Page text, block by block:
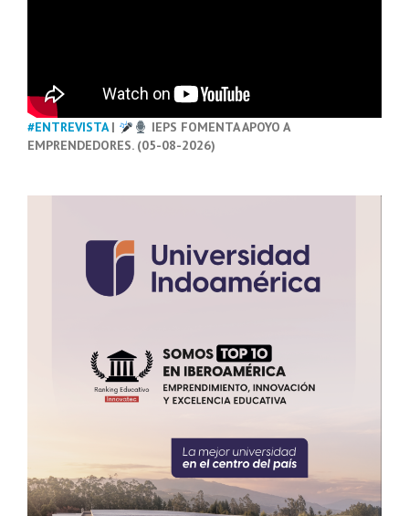
#ENTREVISTA|
IEPS FOMENTA APOYO A
EMPRENDEDORES. (05-08-2026)